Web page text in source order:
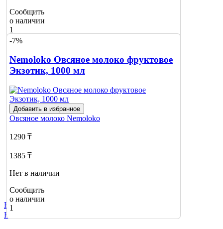
Сообщить
о наличии
1
-7%
Nemoloko Овсяное молоко фруктовое
Экзотик, 1000 мл
Добавить в избранное
Овсяное молоко Nemoloko
1290 ₸
1385 ₸
Нет в наличии
Сообщить
о наличии
1
Не нашли нужный товар?
Нажмите сюда